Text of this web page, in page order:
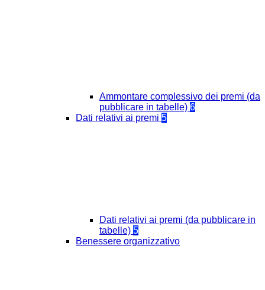
Ammontare complessivo dei premi (da
pubblicare in tabelle) 6
Dati relativi ai premi 5
Dati relativi ai premi (da pubblicare in
tabelle) 5
Benessere organizzativo